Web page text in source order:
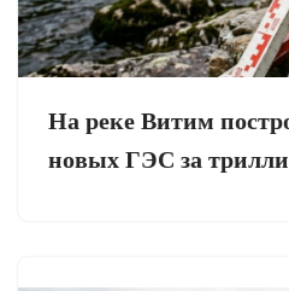
На реке Витим
новых ГЭС за